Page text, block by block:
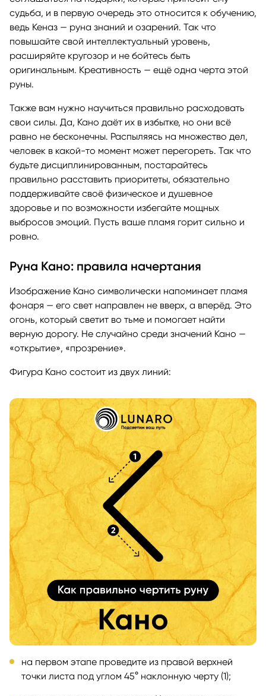
судьба, и в первую очередь это относится к обучению,
ведь Кеназ — руна знаний и озарений. Так что
повышайте свой интеллектуальный уровень,
расширяйте кругозор и не бойтесь быть
оригинальным. Креативность — ещё одна черта этой
руны.
Также вам нужно научиться правильно расходовать
свои силы. Да, Кано даёт их в избытке, но они всё
равно не бесконечны. Распыляясь на множество дел,
человек в какой-то момент может перегореть. Так что
будьте дисциплинированным, постарайтесь
правильно расставить приоритеты, обязательно
поддерживайте своё физическое и душевное
здоровье и по возможности избегайте мощных
выбросов эмоций. Пусть ваше пламя горит сильно и
ровно.
Руна Кано: правила начертания
Изображение Кано символически напоминает пламя
фонаря — его свет направлен не вверх, а вперёд. Это
огонь, который светит во тьме и помогает найти
верную дорогу. Не случайно среди значений Кано —
«открытие», «прозрение».
Фигура Кано состоит из двух линий:
на первом этапе проведите из правой верхней
точки листа под углом 45° наклонную черту (1);